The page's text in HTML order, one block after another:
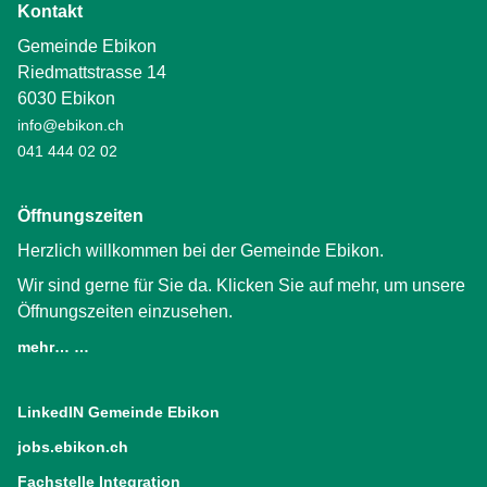
Kontakt
Gemeinde Ebikon
Riedmattstrasse 14
6030 Ebikon
info@ebikon.ch
041 444 02 02
Öffnungszeiten
Herzlich willkommen bei der Gemeinde Ebikon.
Wir sind gerne für Sie da. Klicken Sie auf mehr, um unsere
Öffnungszeiten einzusehen.
mehr… …
LinkedIN Gemeinde Ebikon
jobs.ebikon.ch
Fachstelle Integration